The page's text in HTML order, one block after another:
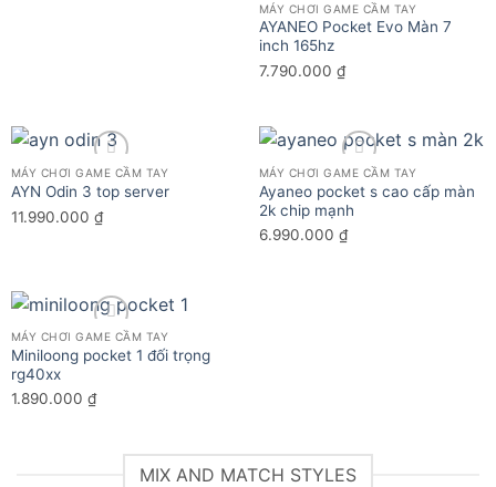
MÁY CHƠI GAME CẦM TAY
AYANEO Pocket Evo Màn 7
inch 165hz
7.790.000 ₫
MÁY CHƠI GAME CẦM TAY
AYN Odin 3 top server
11.990.000 ₫
Add to wishlist
MÁY CHƠI GAME CẦM TAY
Ayaneo pocket s cao cấp màn
2k chip mạnh
6.990.000 ₫
MÁY CHƠI GAME CẦM TAY
Miniloong pocket 1 đối trọng
rg40xx
1.890.000 ₫
MIX AND MATCH STYLES